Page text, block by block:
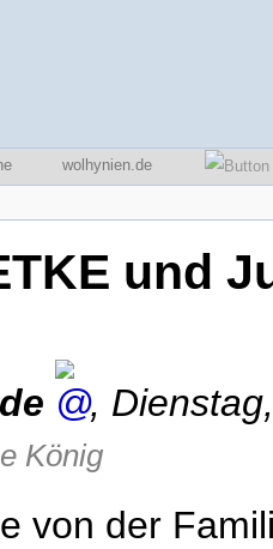
wolhynien.de
und
,
König
von der